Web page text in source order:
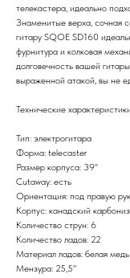
телекастера, идеально
Знаменитые верха, сочная
гитару SQOE SD160
фурнитура и колковая
долговечность вашей
выраженной атакой, вы не
Технические
Тип: электрогитара
Форма: telecaster
Размер корпуса: 39''
Cutaway: есть
Ориентация: под правую
Корпус: канадский
Количество струн: 6
Количество ладов: 22
Материал ладов: белая медь
Мензура: 25,5"